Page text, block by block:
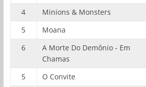
4
Minions & Monsters
5
Moana
6
A Morte Do Demônio - Em
Chamas
5 O Convite